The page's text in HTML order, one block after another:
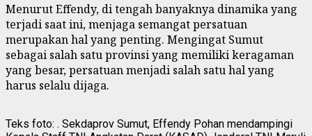
Menurut Effendy, di tengah banyaknya dinamika yang
terjadi saat ini, menjaga semangat persatuan
merupakan hal yang penting. Mengingat Sumut
sebagai salah satu provinsi yang memiliki keragaman
yang besar, persatuan menjadi salah satu hal yang
harus selalu dijaga.
Teks foto: . Sekdaprov Sumut, Effendy Pohan mendampingi